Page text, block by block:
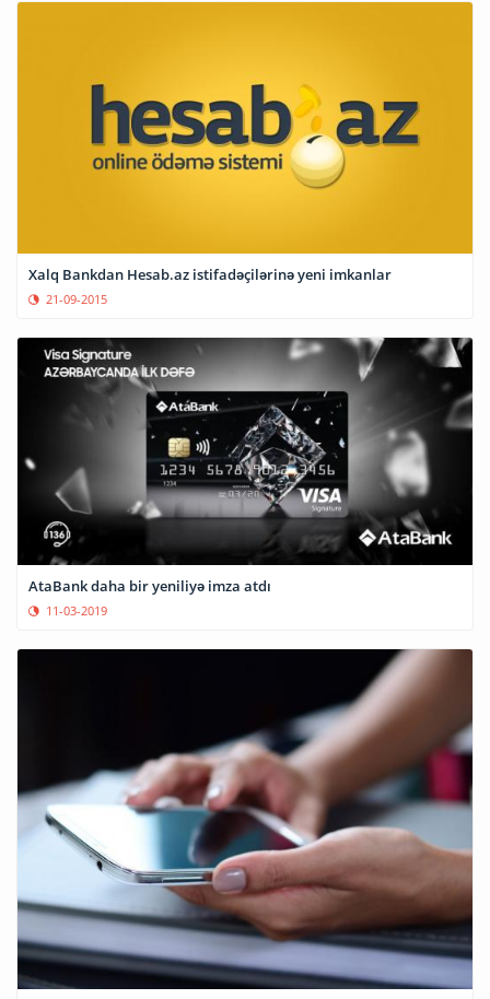
Xalq Bankdan Hesab.az istifadəçilərinə yeni imkanlar
21-09-2015
AtaBank daha bir yeniliyə imza atdı
11-03-2019